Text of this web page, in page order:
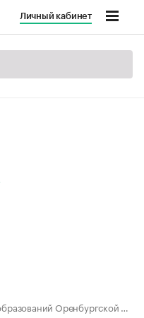
Личный кабинет
Совет (ассоциация) муниципальных образований Оренбургской области